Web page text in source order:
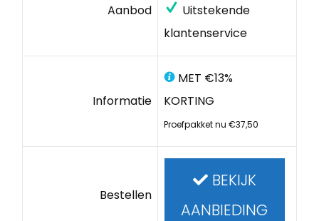
Aanbod
Uitstekende
klantenservice
Informatie
MET €13%
KORTING
Proefpakket nu €37,50
Bestellen
BEKIJK
AANBIEDING